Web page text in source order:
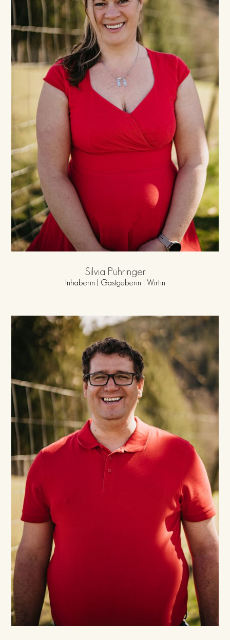
Silvia Pühringer
Inhaberin | Gastgeberin | Wirtin